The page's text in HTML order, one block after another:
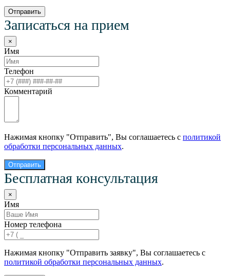
Отправить
Записаться на прием
×
Имя
Телефон
Комментарий
Нажимая кнопку "Отправить", Вы соглашаетесь с политикой
обработки персональных данных.
Отправить
Бесплатная консультация
×
Имя
Номер телефона
Нажимая кнопку "Отправить заявку", Вы соглашаетесь с
политикой обработки персональных данных.